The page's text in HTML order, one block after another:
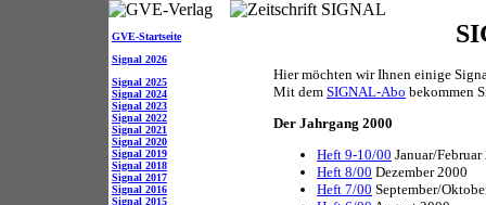
GVE-Startseite
Signal 2026
Signal 2025
Signal 2024
Signal 2023
Signal 2022
Signal 2021
Signal 2020
Signal 2019
Signal 2018
Signal 2017
Signal 2016
Signal 2015
Hier möchten wir Ihnen einige
Mit dem SIGNAL-Abo bekommen
Der Jahrgang 2000
Heft 9-10/00 Januar/
Heft 8/00 Dezember 2000
Heft 7/00 September/